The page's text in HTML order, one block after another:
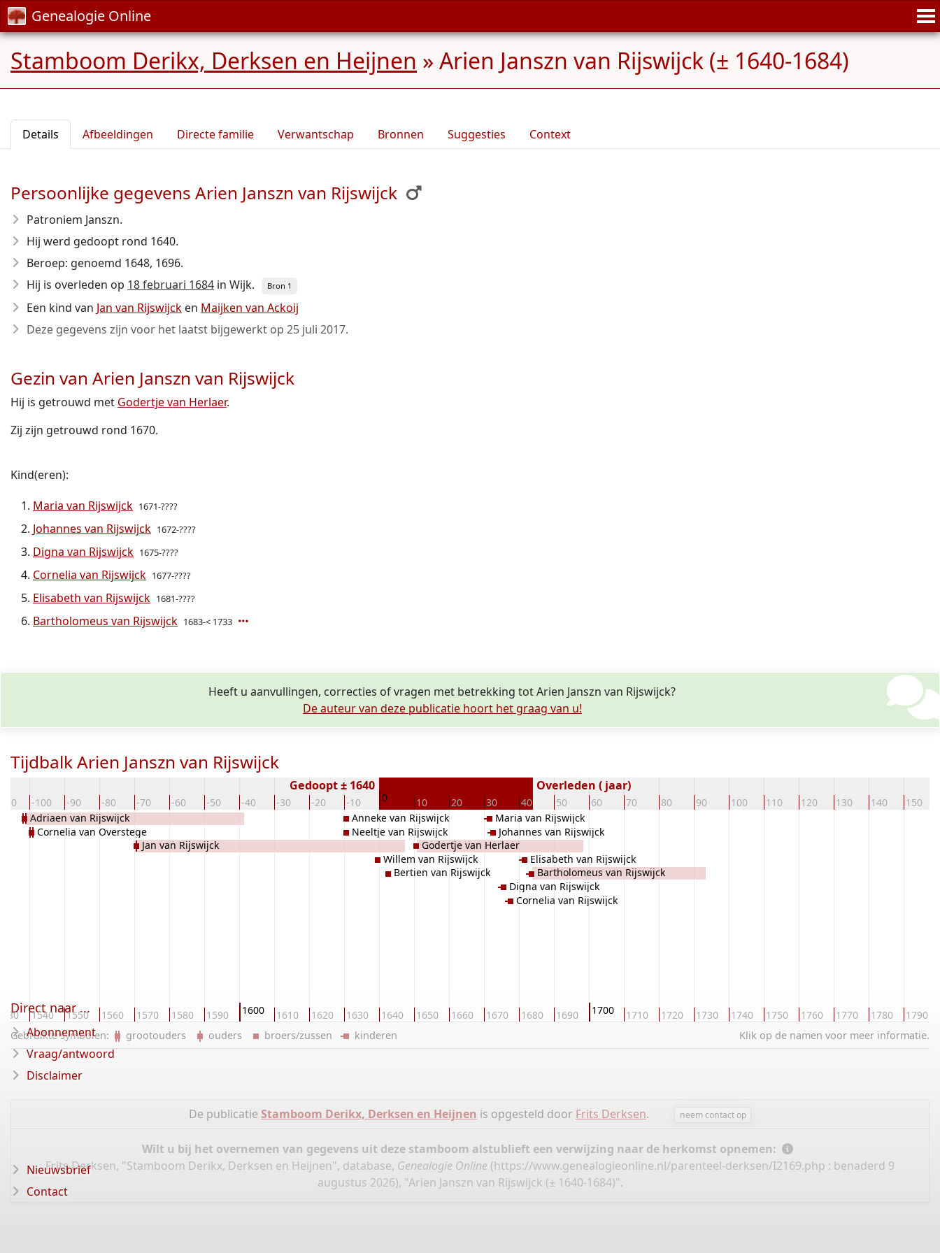
Genealogie Online
Stamboom Derikx, Derksen en Heijnen » Arien Janszn van Rijswijck (± 1640-1684)
Details Afbeeldingen Directe familie Verwantschap Bronnen Suggesties Context
Persoonlijke gegevens Arien Janszn van Rijswijck
Patroniem Janszn.
Hij werd gedoopt rond 1640.
Beroep: genoemd 1648, 1696.
Hij is overleden op 18 februari 1684 in Wijk. Bron 1
Een kind van Jan van Rijswijck en Maijken van Ackoij
Deze gegevens zijn voor het laatst bijgewerkt op 25 juli 2017.
Gezin van Arien Janszn van Rijswijck
Hij is getrouwd met Godertje van Herlaer.
Zij zijn getrouwd rond 1670.
Kind(eren):
Maria van Rijswijck 1671-????
Johannes van Rijswijck 1672-????
Digna van Rijswijck 1675-????
Cornelia van Rijswijck 1677-????
Elisabeth van Rijswijck 1681-????
Bartholomeus van Rijswijck 1683-< 1733
Heeft u aanvullingen, correcties of vragen met betrekking tot Arien Janszn van Rijswijck?
De auteur van deze publicatie hoort het graag van u!
Tijdbalk Arien Janszn van Rijswijck
-100 -90 -80 -70 -60 -50 -40 -30 -20 -10 0 10 20 30 40 50 60 70 80 90 100 110 120 130 140 150
Gedoopt ± 1640 Overleden ( jaar)
1540 1550 1560 1570 1580 1590 1600 1610 1620 1630 1640 1650 1660 1670 1680 1690 1700 1710 1720 1730 1740 1750 1760 1770 1780 1790
Adriaen van Rijswijck
Cornelia van Overstege
Jan van Rijswijck
Anneke van Rijswijck
Neeltje van Rijswijck
Willem van Rijswijck
Bertien van Rijswijck
Godertje van Herlaer
Maria van Rijswijck
Johannes van Rijswijck
Digna van Rijswijck
Cornelia van Rijswijck
Elisabeth van Rijswijck
Bartholomeus van Rijswijck
Klik op de namen voor meer informatie.
Gebruikte symbolen: grootouders ouders broers/zussen kinderen
De publicatie Stamboom Derikx, Derksen en Heijnen is opgesteld door Frits Derksen. neem contact op
Wilt u bij het overnemen van gegevens uit deze stamboom alstublieft een verwijzing naar de herkomst opnemen:
Frits Derksen, "Stamboom Derikx, Derksen en Heijnen", database, Genealogie Online (https://www.genealogieonline.nl/parenteel-derksen/I2169.php : benaderd 9
augustus 2026), "Arien Janszn van Rijswijck (± 1640-1684)".
Direct naar ...
Abonnement
Vraag/antwoord
Disclaimer
Nieuwsbrief
Contact